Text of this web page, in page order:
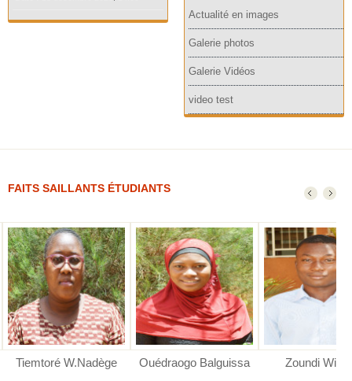
Actualité en images
Galerie photos
Galerie Vidéos
video test
FAITS SAILLANTS ÉTUDIANTS
Tiemtoré W.Nadège Ouédraogo Balguissa Zoundi